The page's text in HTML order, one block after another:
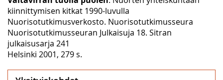
kiinnittymisen kitkat 1990-luvulla
Nuorisotutkimusverkosto. Nuorisotutkimusseura
Nuorisotutkimusseuran Julkaisuja 18. Sitran
julkaisusarja 241
Helsinki 2001, 279 s.